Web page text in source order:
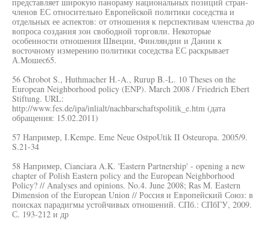
членов ЕС относительно Европейской политики соседства и
отдельных ее аспектов: от отношения к перспективам членства до
вопроса создания зон свободной торговли. Некоторые
особенности отношения Швеции, Финляндии и Дании к
восточному измерению политики соседства ЕС раскрывает
А.Мошес65.
56 Chrobot S., Huthmacher H.-A., Rurup B.-L. 10 Theses on the
European Neighborhood policy (ENP). March 2008 / Friedrich Ebert
Stiftung. URL:
http://www.fes.de/ipa/inlialt/nachbarschaftspolitik_e.htm (дата
обращения: 15.02.2011)
57 Например, I.Kempe. Eme Neue OstpoUtik II Osteuropa. 2005/9.
S.21-34
58 Например, Cianciara A.K. 'Eastern Partnership' - opening a new
chapter of Polish Eastern policy and the European Neighborhood
Policy? // Analyses and opinions. No.4. June 2008; Ras M. Eastern
Dimension of the European Union // Россия и Европейский Союз: в
поисках парадигмы устойчивых отношений. СПб.: СПбГУ, 2009.
С. 193-212 и др